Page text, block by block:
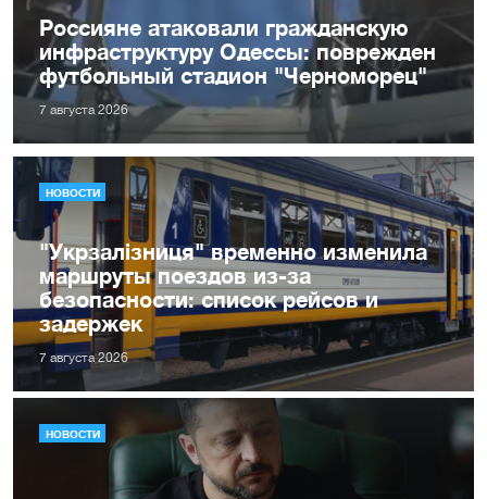
Россияне атаковали гражданскую
инфраструктуру Одессы: поврежден
футбольный стадион "Черноморец"
7 августа 2026
НОВОСТИ
"Укрзалізниця" временно изменила
маршруты поездов из-за
безопасности: список рейсов и
задержек
7 августа 2026
НОВОСТИ